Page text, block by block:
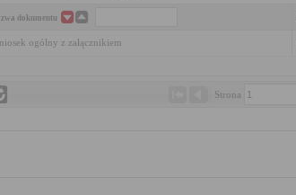
dokumentu
ogólny z załącznikiem
Strona